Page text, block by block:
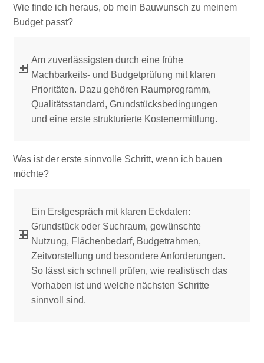
Wie finde ich heraus, ob mein Bauwunsch zu meinem
Budget passt?
Am zuverlässigsten durch eine frühe
Machbarkeits- und Budgetprüfung mit klaren
Prioritäten. Dazu gehören Raumprogramm,
Qualitätsstandard, Grundstücksbedingungen
und eine erste strukturierte Kostenermittlung.
Was ist der erste sinnvolle Schritt, wenn ich bauen
möchte?
Ein Erstgespräch mit klaren Eckdaten:
Grundstück oder Suchraum, gewünschte
Nutzung, Flächenbedarf, Budgetrahmen,
Zeitvorstellung und besondere Anforderungen.
So lässt sich schnell prüfen, wie realistisch das
Vorhaben ist und welche nächsten Schritte
sinnvoll sind.